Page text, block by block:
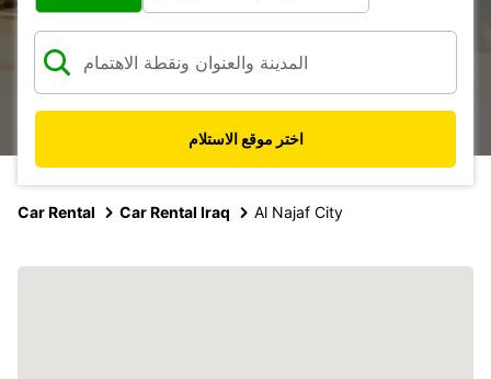
اختر موقع الاستلام
Car Rental Car Rental Iraq Al Najaf City